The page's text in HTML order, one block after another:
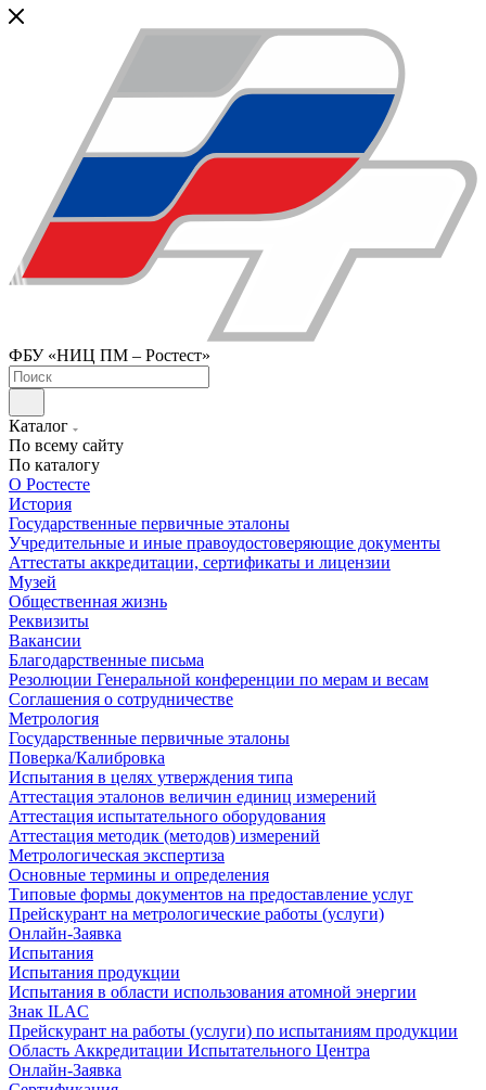
ФБУ «НИЦ ПМ – Ростест»
Каталог
По всему сайту
По каталогу
О Ростесте
История
Государственные первичные эталоны
Учредительные и иные правоудостоверяющие документы
Аттестаты аккредитации, сертификаты и лицензии
Музей
Общественная жизнь
Реквизиты
Вакансии
Благодарственные письма
Резолюции Генеральной конференции по мерам и весам
Соглашения о сотрудничестве
Метрология
Государственные первичные эталоны
Поверка/Калибровка
Испытания в целях утверждения типа
Аттестация эталонов величин единиц измерений
Аттестация испытательного оборудования
Аттестация методик (методов) измерений
Метрологическая экспертиза
Основные термины и определения
Типовые формы документов на предоставление услуг
Прейскурант на метрологические работы (услуги)
Онлайн-Заявка
Испытания
Испытания продукции
Испытания в области использования атомной энергии
Знак ILAC
Прейскурант на работы (услуги) по испытаниям продукции
Область Аккредитации Испытательного Центра
Онлайн-Заявка